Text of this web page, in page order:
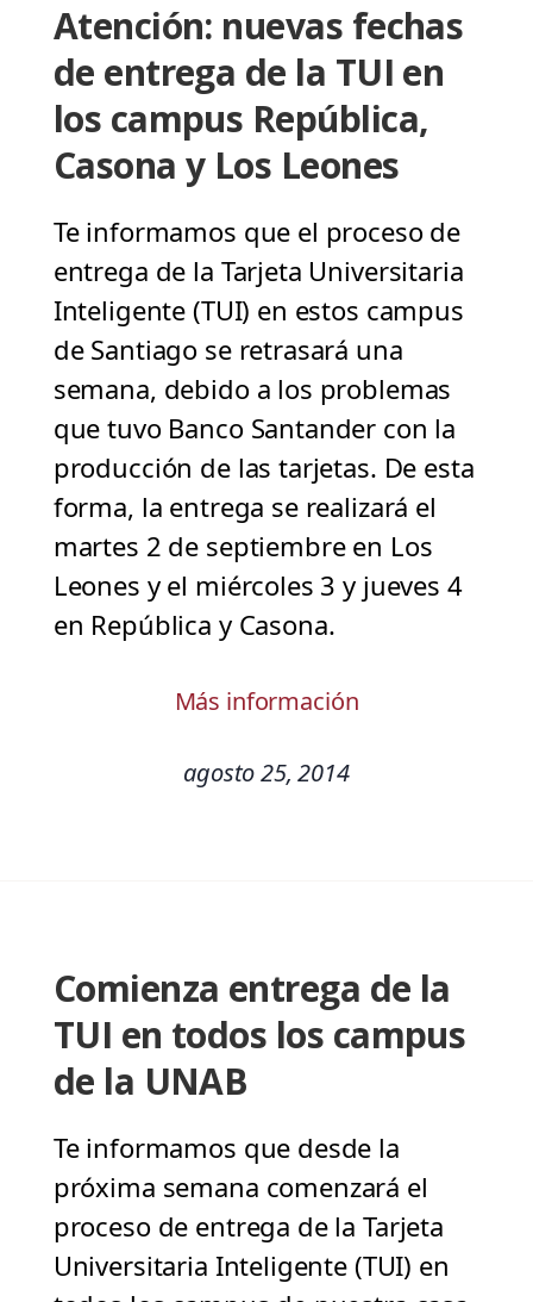
Atención: nuevas fechas
de entrega de la TUI en
los campus República,
Casona y Los Leones
Te informamos que el proceso de
entrega de la Tarjeta Universitaria
Inteligente (TUI) en estos campus
de Santiago se retrasará una
semana, debido a los problemas
que tuvo Banco Santander con la
producción de las tarjetas. De esta
forma, la entrega se realizará el
martes 2 de septiembre en Los
Leones y el miércoles 3 y jueves 4
en República y Casona.
Más información
agosto 25, 2014
Comienza entrega de la
TUI en todos los campus
de la UNAB
Te informamos que desde la
próxima semana comenzará el
proceso de entrega de la Tarjeta
Universitaria Inteligente (TUI) en